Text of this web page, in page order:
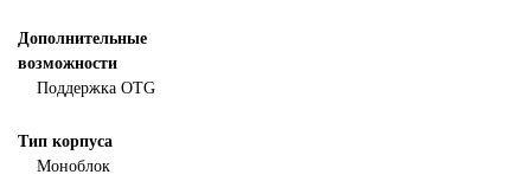
Дополнительные
возможности
Поддержка OTG
Тип корпуса
Моноблок